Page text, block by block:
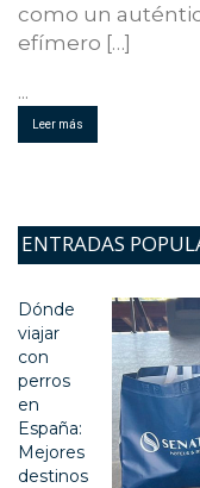
como un
efímero […]
...
Leer más
ENTRADAS
Dónde
viajar
con
perros
en
España:
Mejores
destinos